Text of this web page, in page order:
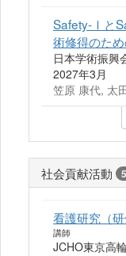
Safety-Ⅰと
術修得のた
日本学術振興
2027年3月
笠原 康代, 太
社会貢献活動 5
看護研究（研
講師
JCHO東京高